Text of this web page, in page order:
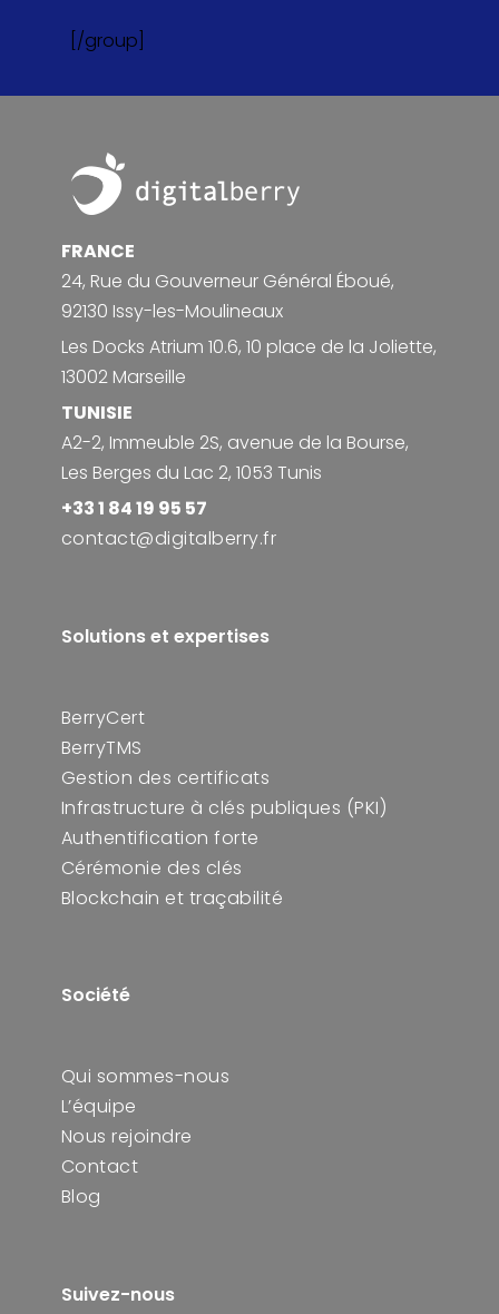
[/group]
FRANCE
24, Rue du Gouverneur Général Éboué,
92130 Issy-les-Moulineaux
Les Docks Atrium 10.6, 10 place de la Joliette,
13002 Marseille
TUNISIE
A2-2, Immeuble 2S, avenue de la Bourse,
Les Berges du Lac 2, 1053 Tunis
+33 1 84 19 95 57
contact@digitalberry.fr
Solutions et expertises
BerryCert
BerryTMS
Gestion des certificats
Infrastructure à clés publiques (PKI)
Authentification forte
Cérémonie des clés
Blockchain et traçabilité
Société
Qui sommes-nous
L’équipe
Nous rejoindre
Contact
Blog
Suivez-nous